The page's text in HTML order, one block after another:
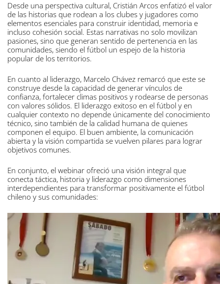
Desde una perspectiva cultural, Cristián Arcos enfatizó el valor
de las historias que rodean a los clubes y jugadores como
elementos esenciales para construir identidad, memoria e
incluso cohesión social. Estas narrativas no solo movilizan
pasiones, sino que generan sentido de pertenencia en las
comunidades, siendo el fútbol un espejo de la historia
popular de los territorios.
En cuanto al liderazgo, Marcelo Chávez remarcó que este se
construye desde la capacidad de generar vínculos de
confianza, fortalecer climas positivos y rodearse de personas
con valores sólidos. El liderazgo exitoso en el fútbol y en
cualquier contexto no depende únicamente del conocimiento
técnico, sino también de la calidad humana de quienes
componen el equipo. El buen ambiente, la comunicación
abierta y la visión compartida se vuelven pilares para lograr
objetivos comunes.
En conjunto, el webinar ofreció una visión integral que
conecta táctica, historia y liderazgo como dimensiones
interdependientes para transformar positivamente el fútbol
chileno y sus comunidades: